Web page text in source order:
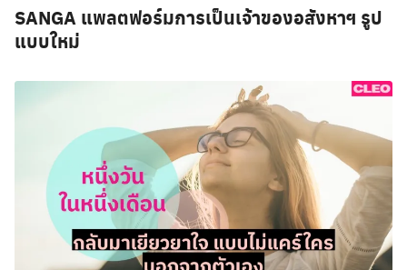
SANGA แพลตฟอร์มการเป็นเจ้าของอสังหาฯ รูป
แบบใหม่